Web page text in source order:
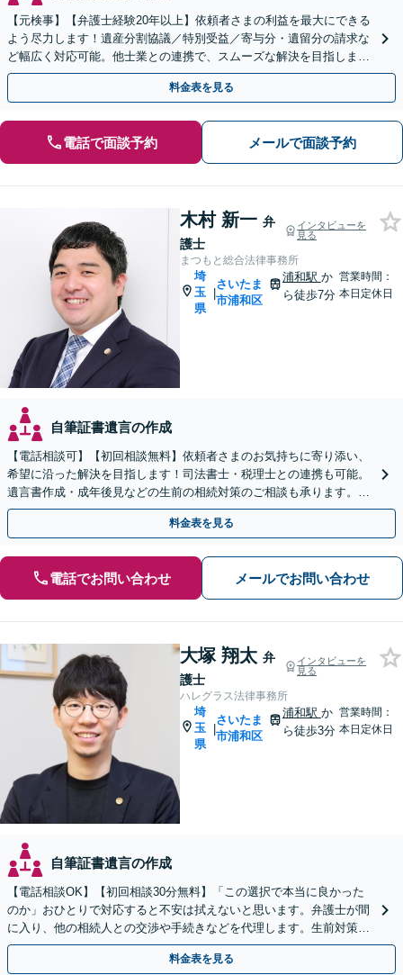
【元検事】【弁護士経験20年以上】依頼者さまの利益を最大にできる
よう尽力します！遺産分割協議／特別受益／寄与分・遺留分の請求な
ど幅広く対応可能。他士業との連携で、スムーズな解決を目指しま
す。お早めにご相談ください【初回相談無料】
料金表を見る
電話で面談予約 メールで面談予約
木村 新一 弁
護士
インタビューを
見る
まつもと総合法律事務所
埼
玉
県
|
さいたま
市浦和区
浦和駅 か
ら徒歩7分
営業時間：
本日定休日
自筆証書遺言の作成
【電話相談可】【初回相談無料】依頼者さまのお気持ちに寄り添い、
希望に沿った解決を目指します！司法書士・税理士との連携も可能。
遺言書作成・成年後見などの生前の相続対策のご相談も承ります。
【夜間／休日の相談可能】
料金表を見る
電話でお問い合わせ メールでお問い合わせ
大塚 翔太 弁
護士
インタビューを
見る
ハレグラス法律事務所
埼
玉
県
|
さいたま
市浦和区
浦和駅 か
ら徒歩3分
営業時間：
本日定休日
自筆証書遺言の作成
【電話相談OK】【初回相談30分無料】「この選択で本当に良かった
のか」おひとりで対応すると不安は拭えないと思います。弁護士が間
に入り、他の相続人との交渉や手続きなどを代理します。生前対策か
ら死後のトラブルまでご相談ください【浦和駅3分】
料金表を見る